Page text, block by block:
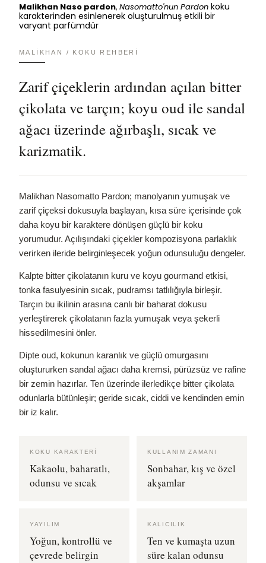
Malikhan Naso pardon, Nasomatto'nun Pardon koku
karakterinden esinlenerek oluşturulmuş etkili bir
varyant parfümdür
MALIKHAN / KOKU REHBERI
Zarif çiçeklerin ardından açılan bitter
çikolata ve tarçın; koyu oud ile sandal
ağacı üzerinde ağırbaşlı, sıcak ve
karizmatik.
Malikhan Nasomatto Pardon; manolyanın yumuşak ve
zarif çiçeksi dokusuyla başlayan, kısa süre içerisinde çok
daha koyu bir karaktere dönüşen güçlü bir koku
yorumudur. Açılışındaki çiçekler kompozisyona parlaklık
verirken ileride belirginleşecek yoğun odunsuluğu dengeler.
Kalpte bitter çikolatanın kuru ve koyu gourmand etkisi,
tonka fasulyesinin sıcak, pudramsı tatlılığıyla birleşir.
Tarçın bu ikilinin arasına canlı bir baharat dokusu
yerleştirerek çikolatanın fazla yumuşak veya şekerli
hissedilmesini önler.
Dipte oud, kokunun karanlık ve güçlü omurgasını
oluştururken sandal ağacı daha kremsi, pürüzsüz ve rafine
bir zemin hazırlar. Ten üzerinde ilerledikçe bitter çikolata
odunlarla bütünleşir; geride sıcak, ciddi ve kendinden emin
bir iz kalır.
KOKU KARAKTERI
Kakaolu, baharatlı,
odunsu ve sıcak
KULLANIM ZAMANI
Sonbahar, kış ve özel
akşamlar
YAYILIM
Yoğun, kontrollü ve
çevrede belirgin
KALICILIK
Ten ve kumaşta uzun
süre kalan odunsu